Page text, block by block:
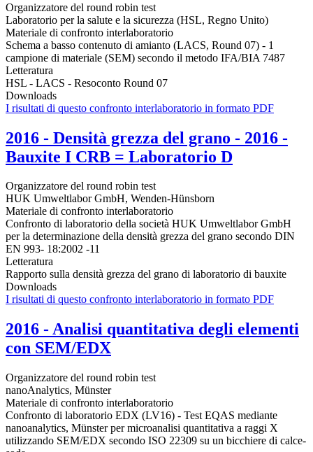
Organizzatore del round robin test
Laboratorio per la salute e la sicurezza (HSL, Regno Unito)
Materiale di confronto interlaboratorio
Schema a basso contenuto di amianto (LACS, Round 07) - 1
campione di materiale (SEM) secondo il metodo IFA/BIA 7487
Letteratura
HSL - LACS - Resoconto Round 07
Downloads
I risultati di questo confronto interlaboratorio in formato PDF
2016 - Densità grezza del grano - 2016 -
Bauxite I CRB = Laboratorio D
Organizzatore del round robin test
HUK Umweltlabor GmbH, Wenden-Hünsborn
Materiale di confronto interlaboratorio
Confronto di laboratorio della società HUK Umweltlabor GmbH
per la determinazione della densità grezza del grano secondo DIN
EN 993- 18:2002 -11
Letteratura
Rapporto sulla densità grezza del grano di laboratorio di bauxite
Downloads
I risultati di questo confronto interlaboratorio in formato PDF
2016 - Analisi quantitativa degli elementi
con SEM/EDX
Organizzatore del round robin test
nanoAnalytics, Münster
Materiale di confronto interlaboratorio
Confronto di laboratorio EDX (LV16) - Test EQAS mediante
nanoanalytics, Münster per microanalisi quantitativa a raggi X
utilizzando SEM/EDX secondo ISO 22309 su un bicchiere di calce-